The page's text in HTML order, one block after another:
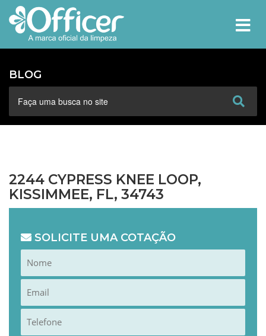
BLOG
2244 CYPRESS KNEE LOOP,
KISSIMMEE, FL, 34743
SOLICITE UMA COTAÇÃO